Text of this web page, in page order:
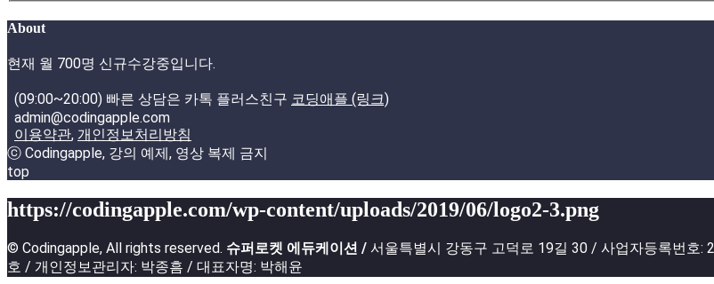
About
현재 월 700명 신규수강중입니다.
(09:00~20:00) 빠른 상담은 카톡 플러스친구 코딩애플 (링크)
admin@codingapple.com
이용약관, 개인정보처리방침
ⓒ Codingapple, 강의 예제, 영상 복제 금지
top
https://codingapple.com/wp-content/uploads/2019/06/logo2-3.png
© Codingapple, All rights reserved. 슈퍼로켓 에듀케이션 / 서울특별시 강동구 고덕로 19길 30 / 사업자등록번호
호 / 개인정보관리자: 박종흠 / 대표자명: 박해윤